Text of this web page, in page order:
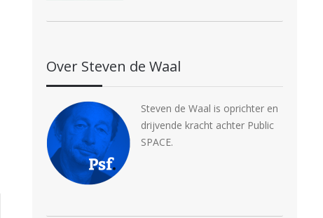
Over Steven de Waal
Steven de Waal is oprichter en
drijvende kracht achter Public
SPACE.